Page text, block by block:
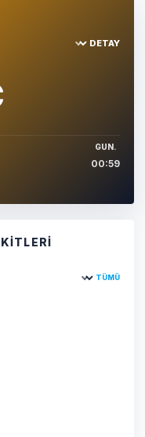
DETAY
GUN.
00:59
TÜMÜ